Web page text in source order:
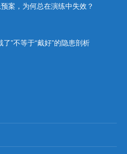
案，为何总在演练中失效？
”不等于“戴好”的隐患剖析